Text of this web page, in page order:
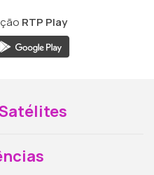
RTP Play